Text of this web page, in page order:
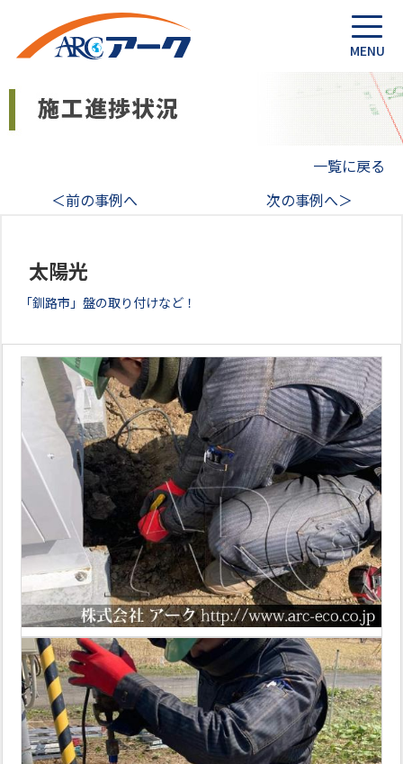
一覧に戻る
＜前の事例へ
次の事例へ＞
太陽光
「釧路市」盤の取り付けなど！